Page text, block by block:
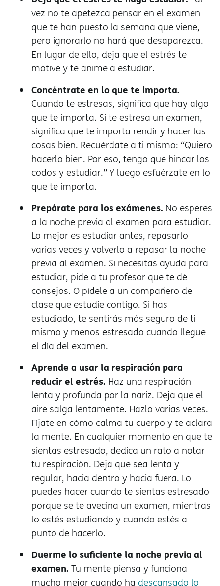
vez no te apetezca pensar en el examen
que te han puesto la semana que viene,
pero ignorarlo no hará que desaparezca.
En lugar de ello, deja que el estrés te
motive y te anime a estudiar.
Concéntrate en lo que te importa.
Cuando te estresas, significa que hay algo
que te importa. Si te estresa un examen,
significa que te importa rendir y hacer las
cosas bien. Recuérdate a ti mismo: “Quiero
hacerlo bien. Por eso, tengo que hincar los
codos y estudiar.” Y luego esfuérzate en lo
que te importa.
Prepárate para los exámenes. No esperes
a la noche previa al examen para estudiar.
Lo mejor es estudiar antes, repasarlo
varias veces y volverlo a repasar la noche
previa al examen. Si necesitas ayuda para
estudiar, pide a tu profesor que te dé
consejos. O pídele a un compañero de
clase que estudie contigo. Si has
estudiado, te sentirás más seguro de ti
mismo y menos estresado cuando llegue
el día del examen.
Aprende a usar la respiración para
reducir el estrés. Haz una respiración
lenta y profunda por la nariz. Deja que el
aire salga lentamente. Hazlo varias veces.
Fíjate en cómo calma tu cuerpo y te aclara
la mente. En cualquier momento en que te
sientas estresado, dedica un rato a notar
tu respiración. Deja que sea lenta y
regular, hacia dentro y hacia fuera. Lo
puedes hacer cuando te sientas estresado
porque se te avecina un examen, mientras
lo estés estudiando y cuando estés a
punto de hacerlo.
Duerme lo suficiente la noche previa al
examen. Tu mente piensa y funciona
mucho mejor cuando ha descansado lo